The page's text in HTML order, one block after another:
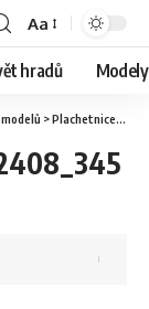
Aa
hradů
>Plachetnice Saettia, WAK